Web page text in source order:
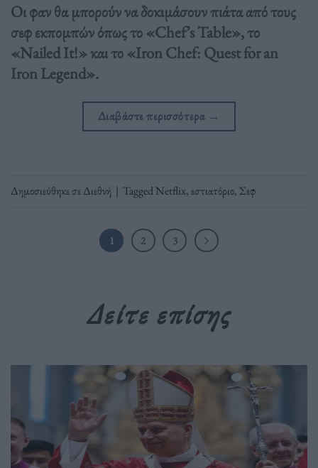
Οι φαν θα μπορούν να δοκιμάσουν πιάτα από τους
σεφ εκπομπών όπως το «Chef’s Table», το
«Nailed It!» και το «Iron Chef: Quest for an
Iron Legend».
Διαβάστε περισσότερα →
Δημοσιεύθηκε σεΔιεθνή | TaggedNetflix, εστιατόριο, Σεφ
1 2 3
Δείτε επίσης